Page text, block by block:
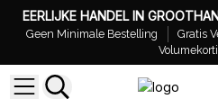
EERLIJKE HANDEL IN
Geen Minimale Bestelling Gratis